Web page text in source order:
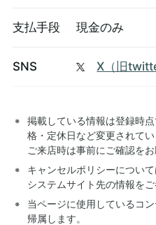
支払手段 現金のみ
SNS X（旧
掲載している情報は登録時
格・定休日など変更されて
ご来店時は事前にご確認をお
キャンセルポリシーについ
システムサイト先の情報をご
当ページに使用しているコ
帰属します。